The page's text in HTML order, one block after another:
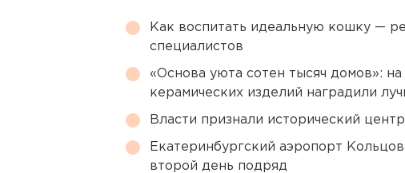
Как воспитать идеальную кошку —
специалистов
«Основа уюта сотен тысяч домов»:
керамических изделий наградили
Власти признали исторический
Екатеринбургский аэропорт
второй день подряд